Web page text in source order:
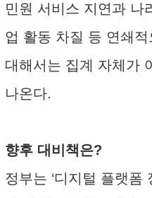
민원 서비스 지연과 나
업 활동 차질 등 연쇄
대해서는 집계 자체가
나온다.
향후 대비책은?
정부는 ‘디지털 플랫폼